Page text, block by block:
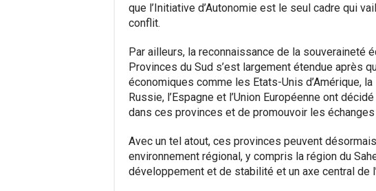
que l’Initiative d’Autonomie est le seul cadre qui
conflit.
Par ailleurs, la reconnaissance de la souveraineté
Provinces du Sud s’est largement étendue après
économiques comme les Etats-Unis d’Amérique, la
Russie, l’Espagne et l’Union Européenne ont
dans ces provinces et de promouvoir les
Avec un tel atout, ces provinces peuvent
environnement régional, y compris la région du
développement et de stabilité et un axe central de